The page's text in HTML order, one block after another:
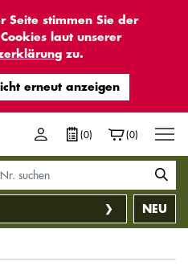
Seite stimmen Sie der
laut unserer
zu.
(0) (0)
NEU